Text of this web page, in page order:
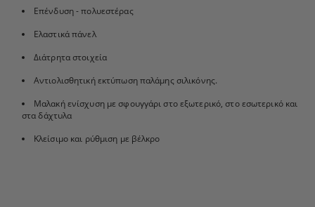
Επένδυση - πολυεστέρας
Ελαστικά πάνελ
Διάτρητα στοιχεία
Αντιολισθητική εκτύπωση παλάμης σιλικόνης.
Μαλακή ενίσχυση με σφουγγάρι στο εξωτερικό, στο εσωτερικό και
στα δάχτυλα
Κλείσιμο και ρύθμιση με βέλκρο